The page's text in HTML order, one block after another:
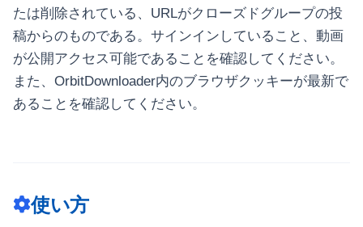
たは削除されている、URLがクローズドグループの投
稿からのものである。サインインしていること、動画
が公開アクセス可能であることを確認してください。
また、OrbitDownloader内のブラウザクッキーが最新で
あることを確認してください。
使い方